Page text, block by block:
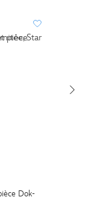
Dok-